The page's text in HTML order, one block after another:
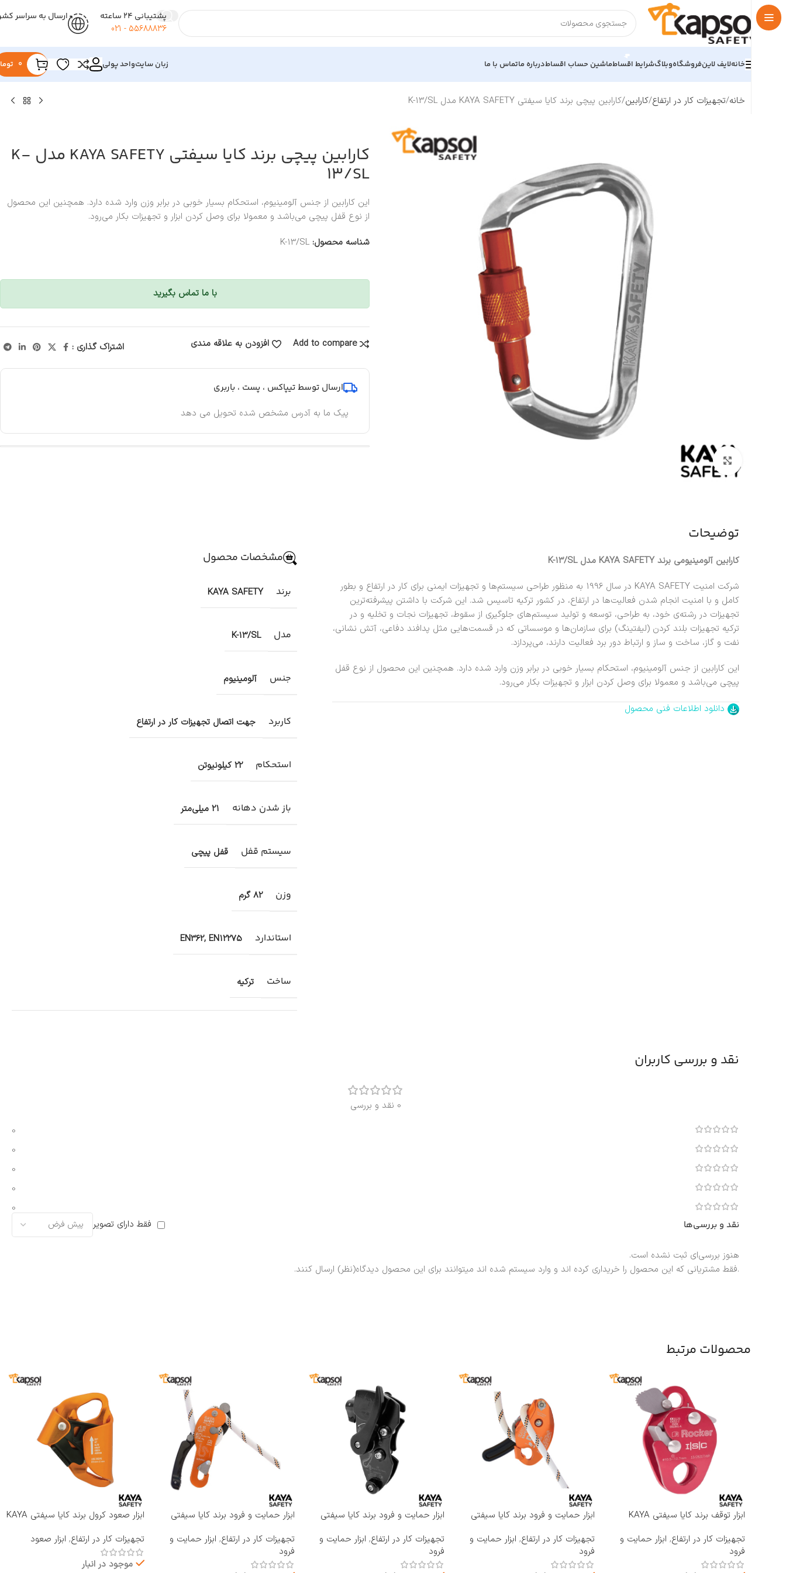
پشتیبانی 24 ساعته
55688836 - 021
ارسال به سراسر
خانهلایف لاینفروشگاهوبلاگشرایط اقساطماشین حساب اقساطدرباره ماتماس با ما زبان سایتواحد پولی 0
خانه تجهیزات کار در ارتفاع کارابین کارابین پیچی برند کایا سیفتی KAYA SAFETY مدل K-13/SL
بزرگنمایی تصویر
کارابین پیچی برند کایا سیفتی KAYA SAFETY مدل K-
13/SL
این کارابین از جنس آلومینیوم، استحکام بسیار خوبی در برابر وزن وارد شده دارد. همچنین این محصول
از نوع قفل پیچی می‌باشد و معمولا برای وصل کردن ابزار و تجهیزات بکار می‌رود.
شناسه محصول: K-13/SL
با ما تماس بگیرید
Add to compare افزودن به علاقه مندی اشتراک گذاری :
ارسال توسط تیپاکس ، پست ، باربری
پیک ما به آدرس مشخص شده تحویل می دهد
توضیحات
کارابین آلومینیومی برند KAYA SAFETY مدل K-13/SL
شرکت امنیت KAYA SAFETY در سال 1996 به منظور طراحی سیستم‌ها و تجهیزات ایمنی برای کار در ارتفاع و بطور
کامل و با امنیت انجام شدن فعالیت‌ها در ارتفاع، در کشور ترکیه تاسیس شد. این شرکت با داشتن پیشرفته‌ترین
تجهیزات در رشته‌ی خود، به طراحی، توسعه و تولید سیستم‌های جلوگیری از سقوط، تجهیزات نجات و تخلیه و در
ترکیه تجهیزات بلند کردن (لیفتینگ) برای سازمان‌ها و موسساتی که در قسمت‌هایی مثل پدافند دفاعی، آتش نشانی،
نفت و گاز، ساخت و ساز و ارتباط دور برد فعالیت دارند، می‌پردازد.
این کارابین از جنس آلومینیوم، استحکام بسیار خوبی در برابر وزن وارد شده دارد. همچنین این محصول از نوع قفل
پیچی می‌باشد و معمولا برای وصل کردن ابزار و تجهیزات بکار می‌رود.
دانلود اطلاعات فنی محصول
مشخصات محصول
برند KAYA SAFETY
مدل K-13/SL
جنس آلومینیوم
کاربرد جهت اتصال تجهیزات کار در ارتفاع
استحکام 22 کیلونیوتن
باز شدن دهانه 21 میلی‌متر
سیستم قفل قفل پیچی
وزن 82 گرم
استاندارد EN362, EN12275
ساخت ترکیه
نقد و بررسی کاربران
0 نقد و بررسی
0
0
0
0
0
نقد و بررسی‌ها
فقط دارای تصویر
هنوز بررسی‌ای ثبت نشده است.
.فقط مشتریانی که این محصول را خریداری کرده اند و وارد سیستم شده اند میتوانند برای این محصول دیدگاه(نظر) ارسال کنند.
محصولات مرتبط
ابزار توقف برند کایا سیفتی KAYA
تجهیزات کار در ارتفاع, ابزار حمایت و
فرود
ابزار حمایت و فرود برند کایا سیفتی
تجهیزات کار در ارتفاع, ابزار حمایت و
فرود
ابزار حمایت و فرود برند کایا سیفتی
تجهیزات کار در ارتفاع, ابزار حمایت و
فرود
ابزار حمایت و فرود برند کایا سیفتی
تجهیزات کار در ارتفاع, ابزار حمایت و
فرود
ابزار صعود کرول برند کایا سیفتی KAYA
تجهیزات کار در ارتفاع, ابزار صعود
موجود در انبار